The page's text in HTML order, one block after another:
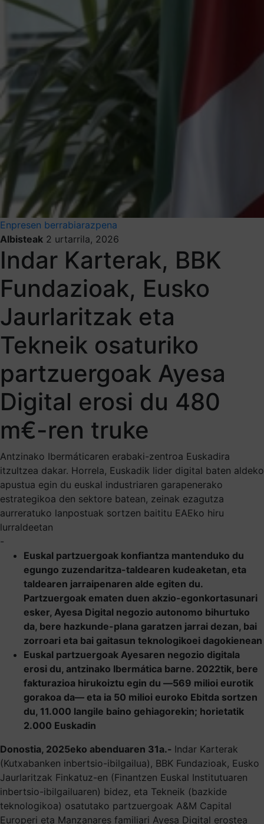
Enpresen berrabiarazpena
Albisteak 2 urtarrila, 2026
Indar Karterak, BBK
Fundazioak, Eusko
Jaurlaritzak eta
Tekneik osaturiko
partzuergoak Ayesa
Digital erosi du 480
m€-ren truke
Antzinako Ibermáticaren erabaki-zentroa Euskadira
itzultzea dakar. Horrela, Euskadik lider digital baten aldeko
apustua egin du euskal industriaren garapenerako
estrategikoa den sektore batean, zeinak ezagutza
aurreratuko lanpostuak sortzen baititu EAEko hiru
lurraldeetan
-
Euskal partzuergoak konfiantza mantenduko du
egungo zuzendaritza-taldearen kudeaketan, eta
taldearen jarraipenaren alde egiten du.
Partzuergoak ematen duen akzio-egonkortasunari
esker, Ayesa Digital negozio autonomo bihurtuko
da, bere hazkunde-plana garatzen jarrai dezan, bai
zorroari eta bai gaitasun teknologikoei dagokienean
Euskal partzuergoak Ayesaren negozio digitala
erosi du, antzinako Ibermática barne. 2022tik, bere
fakturazioa hirukoiztu egin du ―569 milioi eurotik
gorakoa da― eta ia 50 milioi euroko Ebitda sortzen
du, 11.000 langile baino gehiagorekin; horietatik
2.000 Euskadin
Donostia, 2025eko abenduaren 31a.- Indar Karterak
(Kutxabanken inbertsio-ibilgailua), BBK Fundazioak, Eusko
Jaurlaritzak Finkatuz-en (Finantzen Euskal Institutuaren
inbertsio-ibilgailuaren) bidez, eta Tekneik (bazkide
teknologikoa) osatutako partzuergoak A&M Capital
Europeri eta Manzanares familiari Ayesa Digital erostea